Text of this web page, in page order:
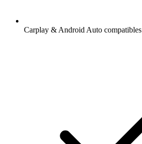
Carplay & Android Auto compatibles